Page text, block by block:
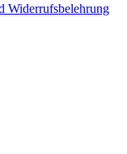
Widerrufsbelehrung